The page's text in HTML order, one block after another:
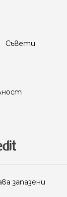
Съвети
запазени